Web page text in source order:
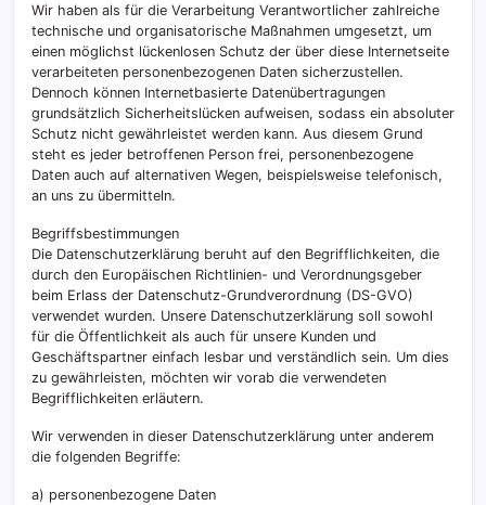
Wir haben als für die Verarbeitung Verantwortlicher zahlreiche
technische und organisatorische Maßnahmen umgesetzt, um
einen möglichst lückenlosen Schutz der über diese Internetseite
verarbeiteten personenbezogenen Daten sicherzustellen.
Dennoch können Internetbasierte Datenübertragungen
grundsätzlich Sicherheitslücken aufweisen, sodass ein absoluter
Schutz nicht gewährleistet werden kann. Aus diesem Grund
steht es jeder betroffenen Person frei, personenbezogene
Daten auch auf alternativen Wegen, beispielsweise telefonisch,
an uns zu übermitteln.
Begriffsbestimmungen
Die Datenschutzerklärung beruht auf den Begrifflichkeiten, die
durch den Europäischen Richtlinien- und Verordnungsgeber
beim Erlass der Datenschutz-Grundverordnung (DS-GVO)
verwendet wurden. Unsere Datenschutzerklärung soll sowohl
für die Öffentlichkeit als auch für unsere Kunden und
Geschäftspartner einfach lesbar und verständlich sein. Um dies
zu gewährleisten, möchten wir vorab die verwendeten
Begrifflichkeiten erläutern.
Wir verwenden in dieser Datenschutzerklärung unter anderem
die folgenden Begriffe:
a) personenbezogene Daten